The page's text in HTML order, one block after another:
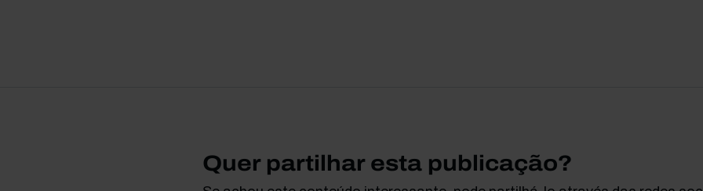
Quer partilhar esta publicação?